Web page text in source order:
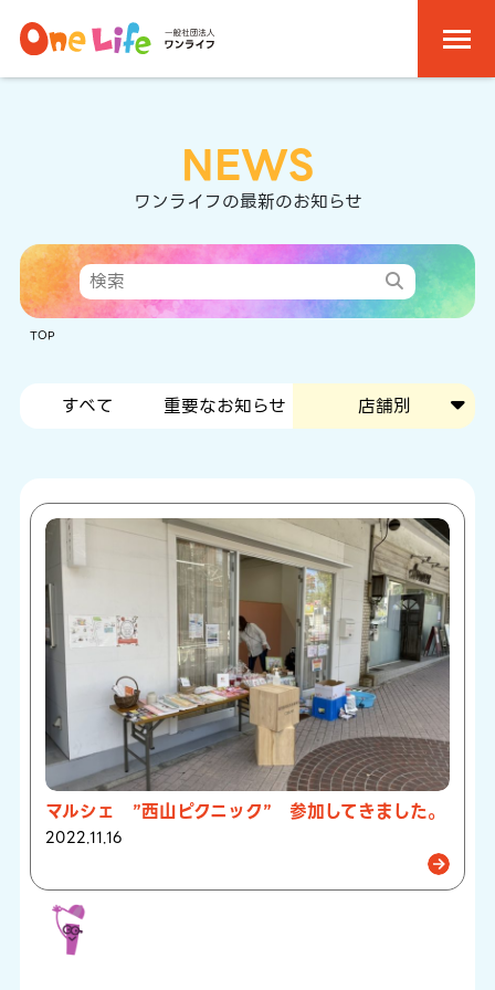
NEWS
ワンライフの最新のお知らせ
TOP
すべて 重要なお知らせ 店舗別
マルシェ ”西山ピクニック” 参加してきました。
2022.11.16